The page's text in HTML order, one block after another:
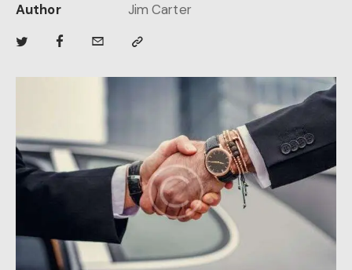
Author
Jim Carter